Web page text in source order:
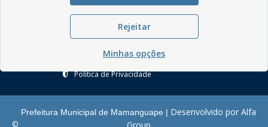
Ouvidoria
Serviços Internos
Política de Privacidade
©
Prefeitura Municipal de Mamanguape | Desenvolvido por Alfa
Group
Rejeitar
Minhas opções